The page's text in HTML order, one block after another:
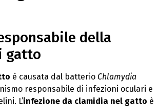
della
gatto
è causata dal batterio Chlamydia
responsabile di infezioni oculari e
L’infezione da clamidia nel gatto è